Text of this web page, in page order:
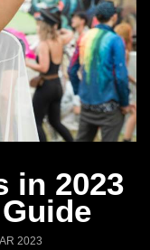
in 2023
2023